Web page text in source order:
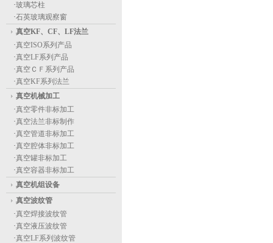
·玻璃芯柱
·石英玻璃观察窗
真空KF、CF、LF法兰
·真空ISO系列产品
·真空LF系列产品
·真空ＣＦ系列产品
·真空KF系列法兰
真空机械加工
·真空零件非标加工
·真空法兰非标制作
·真空管道非标加工
·真空腔体非标加工
·真空罐非标加工
·真空容器非标加工
真空机组设备
真空波纹管
·真空焊接波纹管
·真空液压波纹管
·真空LF系列波纹管